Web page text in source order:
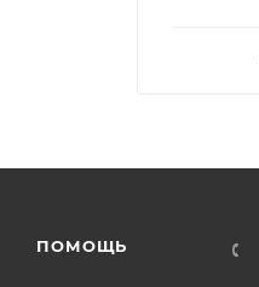
ПОМОЩЬ